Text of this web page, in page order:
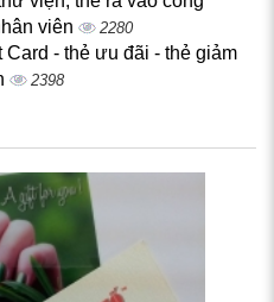
viên
2280
Card - thẻ ưu đãi - thẻ giảm
2398